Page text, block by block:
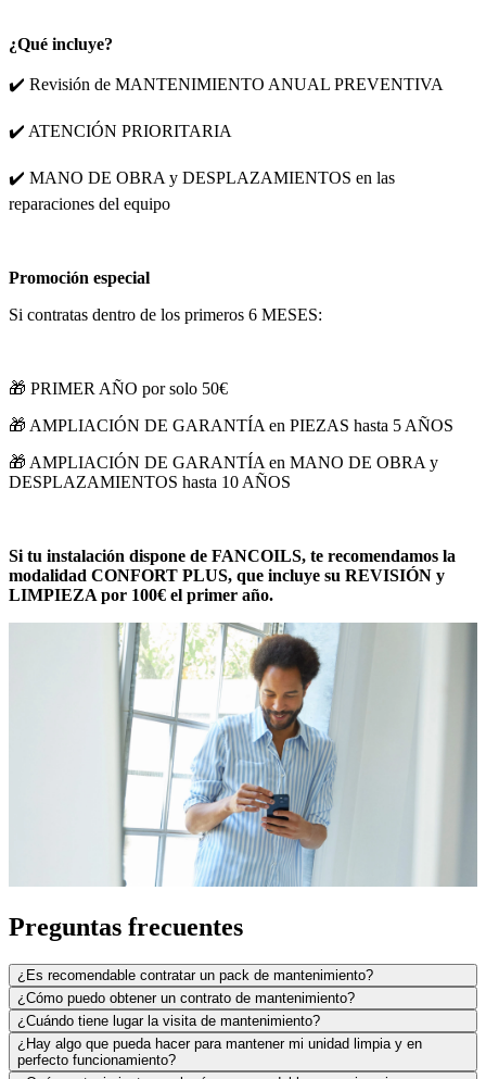
¿Qué incluye?
✔️ Revisión de MANTENIMIENTO ANUAL PREVENTIVA
✔️ ATENCIÓN PRIORITARIA
✔️ MANO DE OBRA y DESPLAZAMIENTOS en las
reparaciones del equipo
Promoción especial
Si contratas dentro de los primeros 6 MESES:
🎁 PRIMER AÑO por solo 50€
🎁 AMPLIACIÓN DE GARANTÍA en PIEZAS hasta 5 AÑOS
🎁 AMPLIACIÓN DE GARANTÍA en MANO DE OBRA y
DESPLAZAMIENTOS hasta 10 AÑOS
Si tu instalación dispone de FANCOILS, te recomendamos la
modalidad CONFORT PLUS, que incluye su REVISIÓN y
LIMPIEZA por 100€ el primer año.
Preguntas frecuentes
¿Es recomendable contratar un pack de mantenimiento?
¿Cómo puedo obtener un contrato de mantenimiento?
¿Cuándo tiene lugar la visita de mantenimiento?
¿Hay algo que pueda hacer para mantener mi unidad limpia y en
perfecto funcionamiento?